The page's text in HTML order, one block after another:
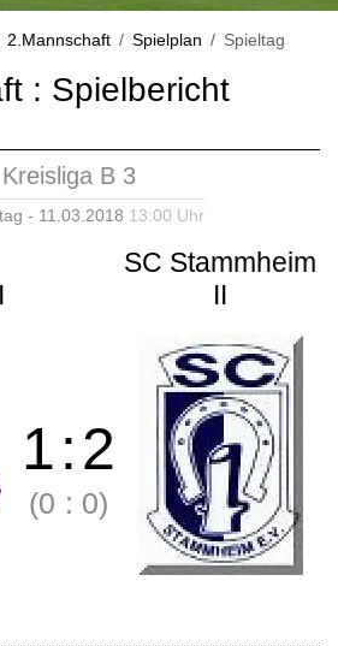
2.Mannschaft Spielplan Spieltag
: Spielbericht
Kreisliga B 3
- 11.03.2018 13:00 Uhr
SC Stammheim
II
1:2
(0 : 0)